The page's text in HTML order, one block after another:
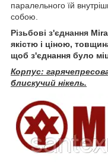
паралельного їй
собою.
Різьбові з'єднання
якістю і ціною,
щоб з'єднання було
Корпус:
блискучий нікель.